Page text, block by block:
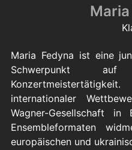
Maria Fedyna ist eine
Schwerpunkt
internationaler
Wagner-Gesellschaft in
Ensembleformaten
europäischen und